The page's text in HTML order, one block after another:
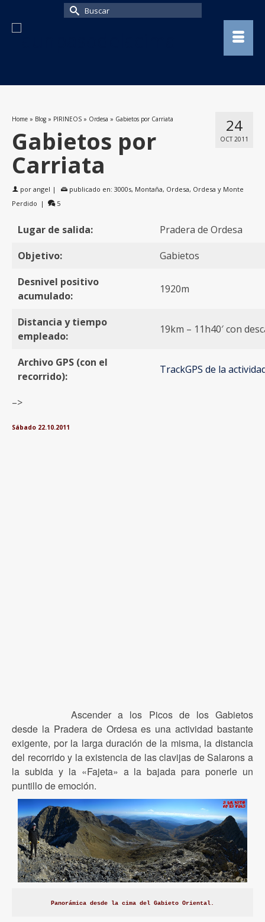
Buscar
24
OCT 2011
Home » Blog » PIRINEOS » Ordesa » Gabietos por Carriata
Gabietos por
Carriata
por angel | publicado en: 3000s, Montaña, Ordesa, Ordesa y Monte
Perdido | 5
Lugar de salida:
Pradera de Ordesa
Objetivo:
Gabietos
Desnivel positivo
acumulado:
1920m
Distancia y tiempo
empleado:
19km – 11h40′ con
Archivo GPS (con el
recorrido):
TrackGPS de la
–>
Sábado 22.10.2011
Ascender a los Picos de los Gabietos
desde la Pradera de Ordesa es una actividad bastante
exigente, por la larga duración de la misma, la distancia
del recorrido y la existencia de las clavijas de Salarons a
la subida y la «Fajeta» a la bajada para ponerle un
puntillo de emoción.
Panorámica desde la cima del Gabieto Oriental.